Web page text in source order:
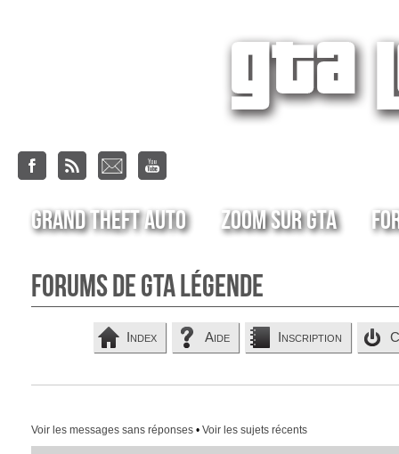
Grand Theft Auto Zoom sur GTA
Forums de GTA Légende
Index Aide Inscription
Voir les messages sans réponses• Voir les sujets récents